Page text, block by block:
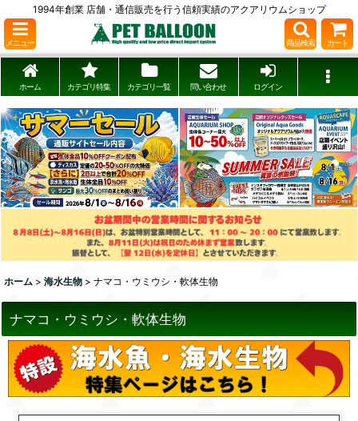
1994年創業 店舗・通信販売を行う信頼実績のアクアリウムショップ
メニュー 商品検索 カート
ホーム カテゴリ特集 カテゴリ一覧 問い合わせ ログイン
ホーム > 海水生物 > ナマコ・ウミウシ・軟体生物
ナマコ・ウミウシ・軟体生物